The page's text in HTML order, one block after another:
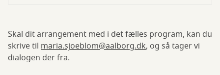
Skal dit arrangement med i det fælles program, kan du
skrive til maria.sjoeblom@aalborg.dk, og så tager vi
dialogen der fra.